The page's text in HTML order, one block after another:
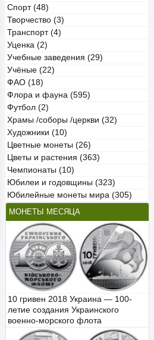
Спорт (48)
Творчество (3)
Транспорт (4)
Уценка (2)
Учебные заведения (29)
Учёные (22)
ФАО (18)
Флора и фауна (595)
Футбол (2)
Храмы /соборы /церкви (32)
Художники (10)
Цветные монеты (26)
Цветы и растения (363)
Чемпионаты (10)
Юбилеи и годовщины (323)
Юбилейные монеты мира (305)
МОНЕТЫ МЕСЯЦА
10 гривен 2018 Украина — 100-
летие создания Украинского
военно-морского флота